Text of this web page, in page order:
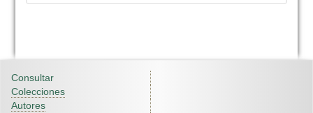
Consultar
Colecciones
Autores